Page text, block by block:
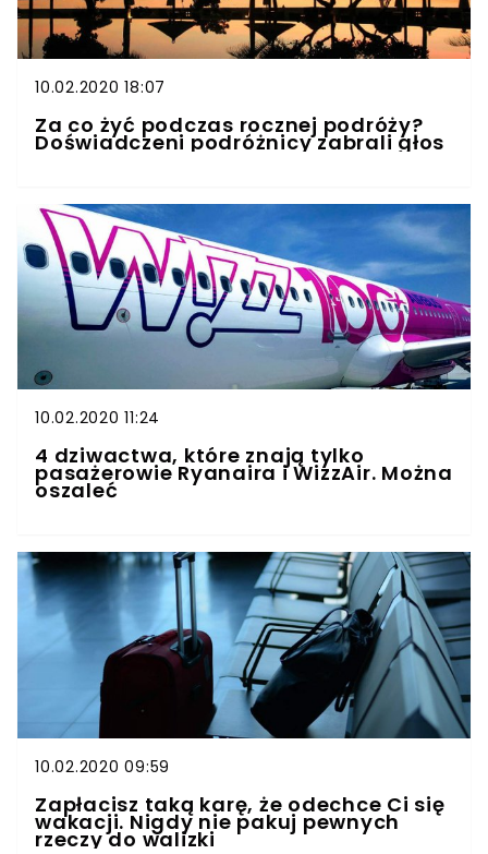
10.02.2020 18:07
Za co żyć podczas rocznej podróży?
Doświadczeni podróżnicy zabrali głos
10.02.2020 11:24
4 dziwactwa, które znają tylko
pasażerowie Ryanaira i WizzAir. Można
oszaleć
10.02.2020 09:59
Zapłacisz taką karę, że odechce Ci się
wakacji. Nigdy nie pakuj pewnych
rzeczy do walizki